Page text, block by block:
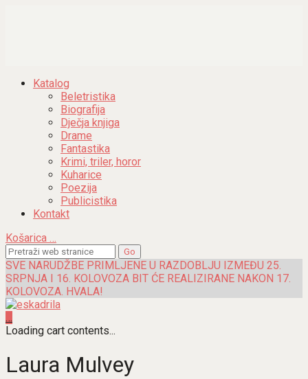
Katalog
Beletristika
Biografija
Dječja knjiga
Drame
Fantastika
Krimi, triler, horor
Kuharice
Poezija
Publicistika
Kontakt
Košarica …
SVE NARUDŽBE PRIMLJENE U RAZDOBLJU IZMEĐU 25.
SRPNJA I 16. KOLOVOZA BIT ĆE REALIZIRANE NAKON 17.
KOLOVOZA. HVALA!
…
Loading cart contents...
Laura Mulvey